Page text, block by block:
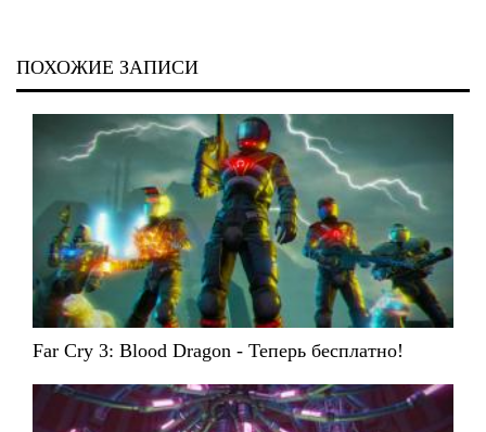
ПОХОЖИЕ ЗАПИСИ
Far Cry 3: Blood Dragon - Теперь бесплатно!